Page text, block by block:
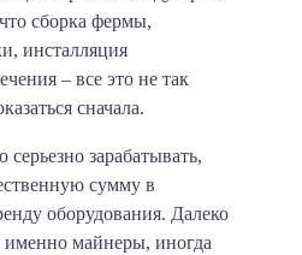
сборка фермы,
инсталляция
– все это не так
сначала.
зарабатывать,
сумму в
оборудования. Далеко
именно майнеры, иногда